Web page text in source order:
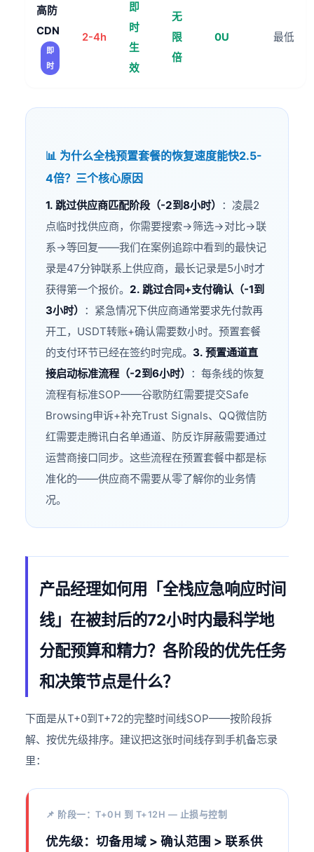
高防
CDN
即
时
2-4h
即
时
生
效
无
限
倍
0U 最低
📊 为什么全栈预置套餐的恢复速度能快2.5-
4倍？三个核心原因
1. 跳过供应商匹配阶段（-2到8小时） ：凌晨2
点临时找供应商，你需要搜索→筛选→对比→联
系→等回复——我们在案例追踪中看到的最快记
录是47分钟联系上供应商，最长记录是5小时才
获得第一个报价。2. 跳过合同+支付确认（-1到
3小时） ：紧急情况下供应商通常要求先付款再
开工，USDT转账+确认需要数小时。预置套餐
的支付环节已经在签约时完成。 3. 预置通道直
接启动标准流程（-2到6小时） ：每条线的恢复
流程有标准SOP——谷歌防红需要提交Safe
Browsing申诉+补充Trust Signals、QQ微信防
红需要走腾讯白名单通道、防反诈屏蔽需要通过
运营商接口同步。这些流程在预置套餐中都是标
准化的——供应商不需要从零了解你的业务情
况。
产品经理如何用「全栈应急响应时间
线」在被封后的72小时内最科学地
分配预算和精力？各阶段的优先任务
和决策节点是什么？
下面是从T+0到T+72的完整时间线SOP——按阶段拆
解、按优先级排序。建议把这张时间线存到手机备忘录
里：
📌 阶段一：T+0H 到 T+12H — 止损与控制
优先级：切备用域 > 确认范围 > 联系供